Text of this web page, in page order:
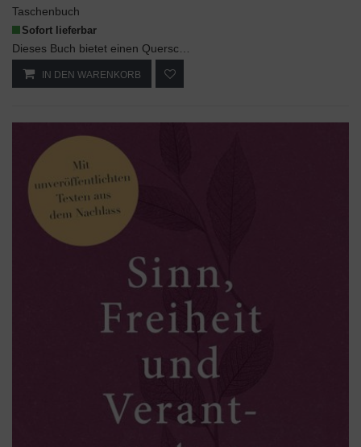
Taschenbuch
Sofort lieferbar
IN DEN WARENKORB